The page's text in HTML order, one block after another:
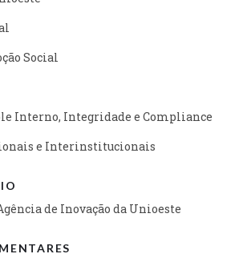
Social
Interno, Integridade e Compliance
e Interinstitucionais
de Inovação da Unioeste